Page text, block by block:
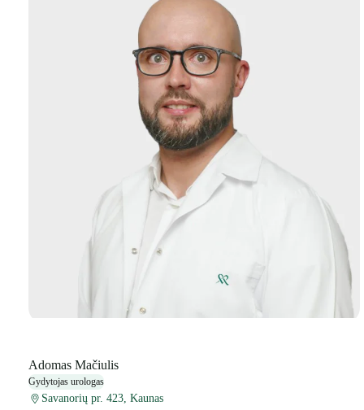
Adomas Mačiulis
Gydytojas urologas
Savanorių pr. 423, Kaunas